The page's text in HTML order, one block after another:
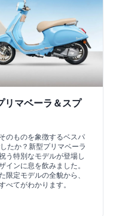
リマベーラ＆スプ
のものを象徴するベスパ
たか？新型プリマベーラ
う特別なモデルが登場し
インに息を飲みました。
限定モデルの全貌から、
べてがわかります。